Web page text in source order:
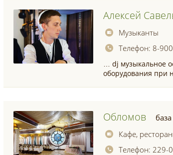
Алексей
Музыканты
Телефон: 8-
… dj музыкальное
оборудования при
Обломов
Кафе,
Телефон:229-